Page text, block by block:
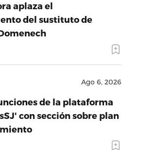
aplaza el
del sustituto de
Ago 6, 2026
de la plataforma
con sección sobre plan